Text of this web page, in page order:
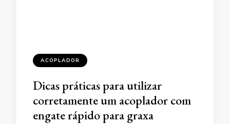
ACOPLADOR
Dicas práticas para utilizar
corretamente um acoplador com
engate rápido para graxa